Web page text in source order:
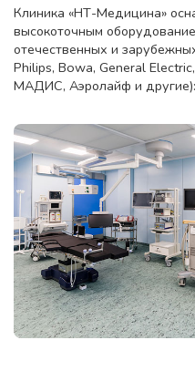
Клиника «НТ-Медицина»
высокоточным
отечественных и
Philips, Bowa, General
МАДИС, Аэролайф и другие):